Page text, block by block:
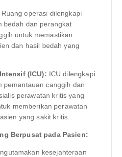
Ruang operasi dilengkapi
bedah dan perangkat
untuk memastikan
dan hasil bedah yang
(ICU): ICU dilengkapi
pemantauan canggih dan
perawatan kritis yang
memberikan perawatan
yang sakit kritis.
Berpusat pada Pasien:
kesejahteraan